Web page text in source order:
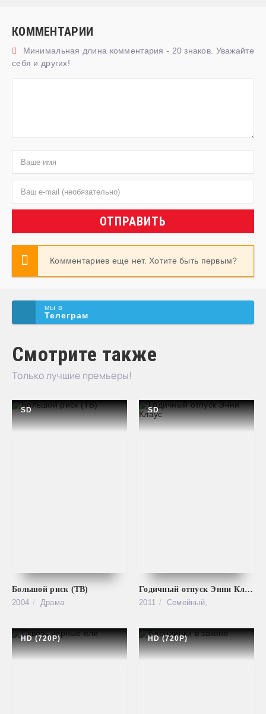
КОММЕНТАРИИ
Минимальная длина комментария - 20 знаков. Уважайте
себя и других!
ОТПРАВИТЬ
Комментариев еще нет. Хотите быть первым?
Смотрите также
Только лучшие премьеры!
МЫ В
Телеграм
SD
Большой риск (ТВ)
2004
Драма
SD
Годичный отпуск Энни Клаус
2011
Семейный,
HD (720P) HD (720P)